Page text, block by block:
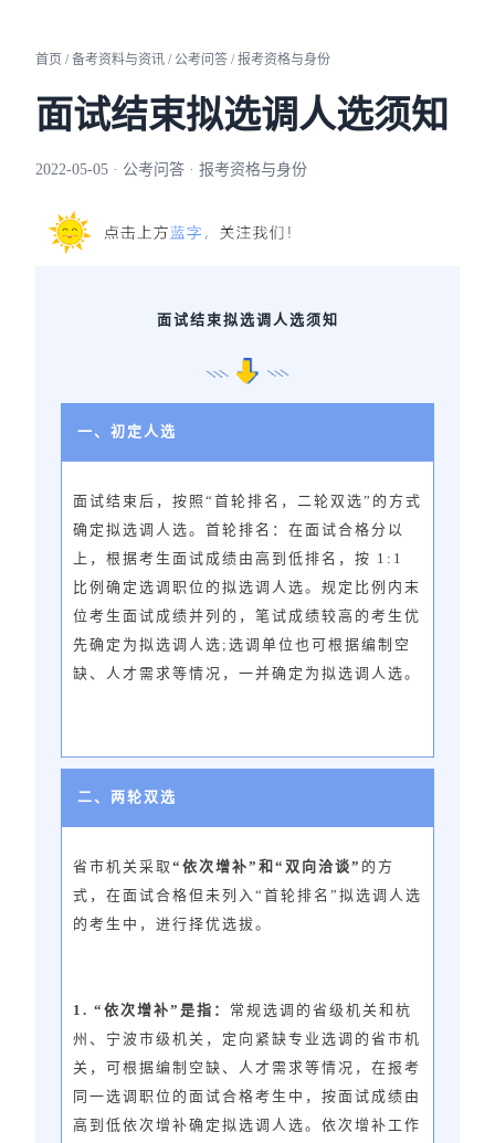
首页 / 备考资料与资讯 / 公考问答 / 报考资格与身份
面试结束拟选调人选须知
2022-05-05 · 公考问答 · 报考资格与身份
面试结束拟选调人选须知
一、初定人选
面试结束后，按照“首轮排名，二轮双选”的方式
确定拟选调人选。首轮排名：在面试合格分以
上，根据考生面试成绩由高到低排名，按 1:1
比例确定选调职位的拟选调人选。规定比例内末
位考生面试成绩并列的，笔试成绩较高的考生优
先确定为拟选调人选;选调单位也可根据编制空
缺、人才需求等情况，一并确定为拟选调人选。
二、两轮双选
省市机关采取 “依次增补”和“双向洽谈” 的方
式，在面试合格但未列入“首轮排名”拟选调人选
的考生中，进行择优选拔。
1. “依次增补”是指： 常规选调的省级机关和杭
州、宁波市级机关，定向紧缺专业选调的省市机
关，可根据编制空缺、人才需求等情况，在报考
同一选调职位的面试合格考生中，按面试成绩由
高到低依次增补确定拟选调人选。依次增补工作